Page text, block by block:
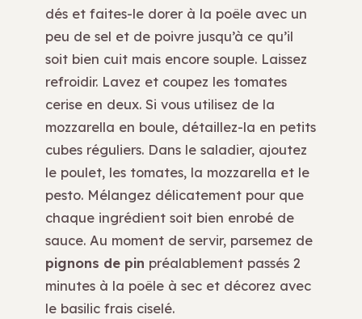
dés et faites-le dorer à la poêle avec un
peu de sel et de poivre jusqu’à ce qu’il
soit bien cuit mais encore souple. Laissez
refroidir. Lavez et coupez les tomates
cerise en deux. Si vous utilisez de la
mozzarella en boule, détaillez-la en petits
cubes réguliers. Dans le saladier, ajoutez
le poulet, les tomates, la mozzarella et le
pesto. Mélangez délicatement pour que
chaque ingrédient soit bien enrobé de
sauce. Au moment de servir, parsemez de
pignons de pin préalablement passés 2
minutes à la poêle à sec et décorez avec
le basilic frais ciselé.